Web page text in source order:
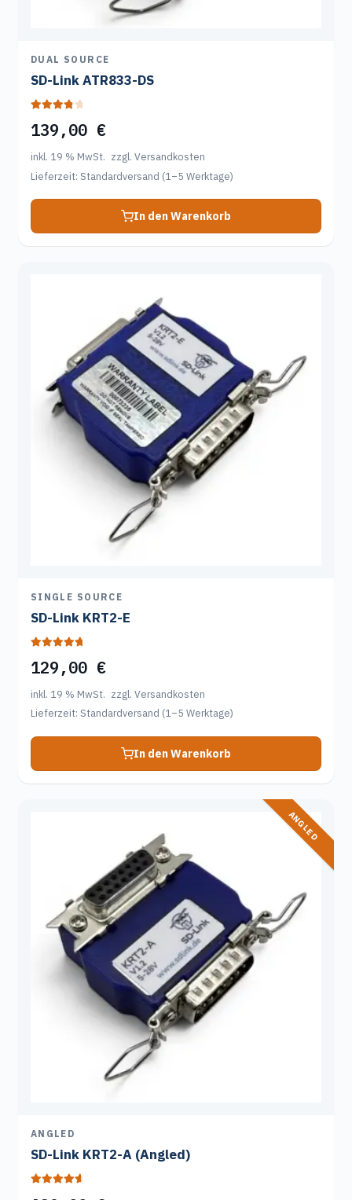
DUAL SOURCE
SD-Link ATR833-DS
mit4.00
139,00 €
inkl. 19 % MwSt. zzgl. Versandkosten
Lieferzeit: Standardversand (1–5 Werktage)
In den Warenkorb
SINGLE SOURCE
SD-Link KRT2-E
5.00von 5
129,00 €
inkl. 19 % MwSt. zzgl. Versandkosten
Lieferzeit: Standardversand (1–5 Werktage)
In den Warenkorb
ANGLED
ANGLED
SD-Link KRT2-A (Angled)
Optionen